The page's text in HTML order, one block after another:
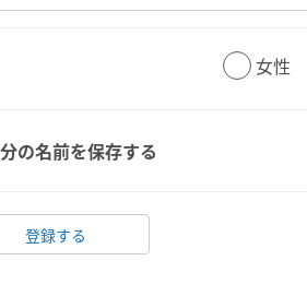
女性
の名前を保存する